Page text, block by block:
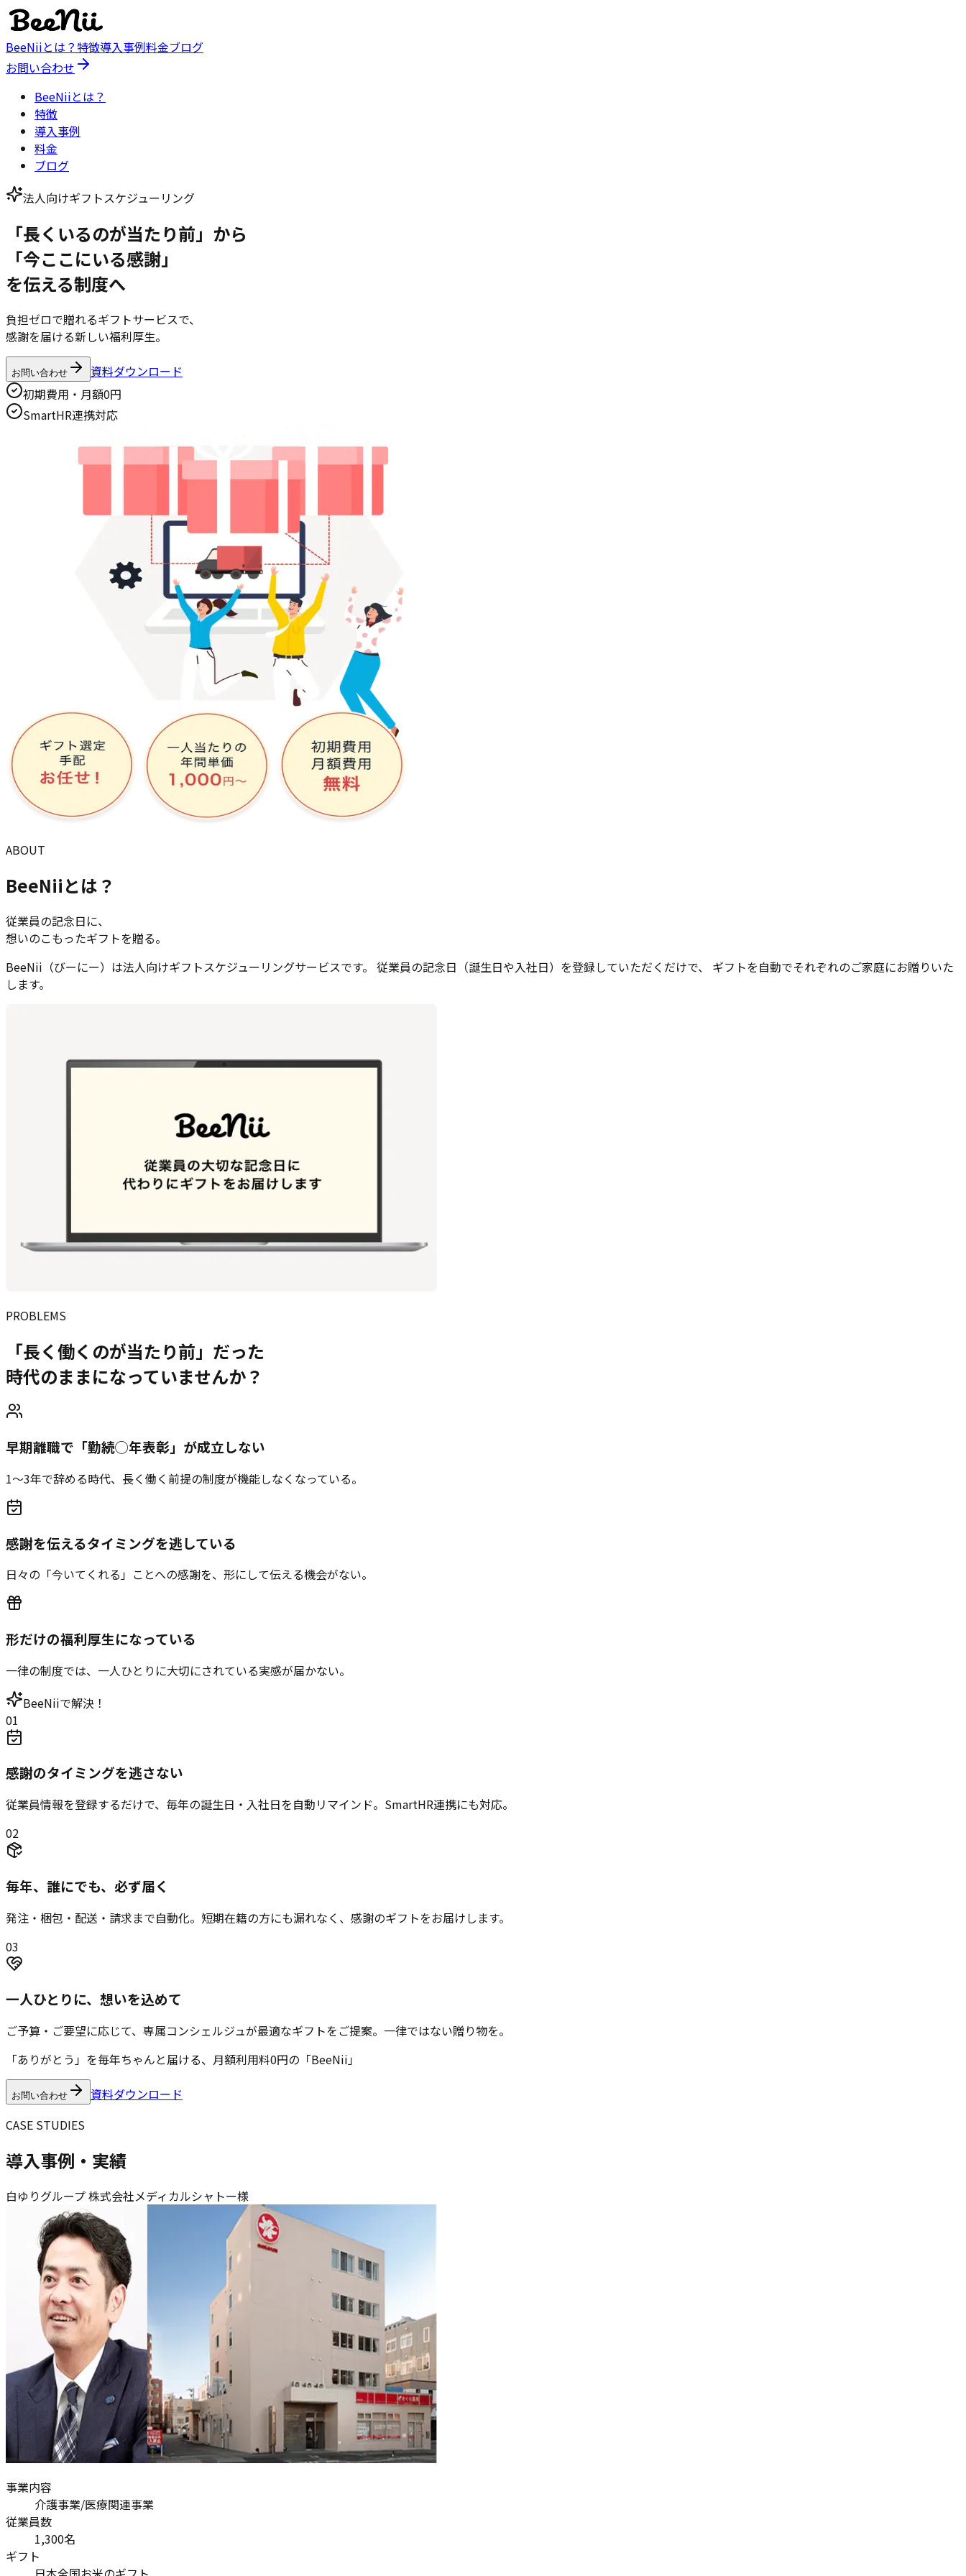
BeeNiiとは？ 特徴導入事例料金ブログ
お問い合わせ
BeeNiiとは？
特徴
導入事例
料金
ブログ
法人向けギフトスケジューリング
「長くいるのが当たり前」から
「今ここにいる感謝」
を伝える制度へ
負担ゼロで贈れるギフトサービスで、
感謝を届ける新しい福利厚生。
お問い合わせ
資料ダウンロード
初期費用・月額0円
SmartHR連携対応
ABOUT
BeeNiiとは？
従業員の記念日に、
想いのこもったギフトを贈る。
BeeNii（びーにー）は法人向けギフトスケジューリングサービスです。 従業員の記念日（誕生日や入社日）を登録していただくだけで、 ギフトを自動でそれぞれのご家庭にお贈りいた
します。
PROBLEMS
「長く働くのが当たり前」だった
時代のままになっていませんか？
早期離職で「勤続◯年表彰」が成立しない
1〜3年で辞める時代、長く働く前提の制度が機能しなくなっている。
感謝を伝えるタイミングを逃している
日々の「今いてくれる」ことへの感謝を、形にして伝える機会がない。
形だけの福利厚生になっている
一律の制度では、一人ひとりに大切にされている実感が届かない。
BeeNiiで解決！
01
感謝のタイミングを逃さない
従業員情報を登録するだけで、毎年の誕生日・入社日を自動リマインド。SmartHR連携にも対応。
02
毎年、誰にでも、必ず届く
発注・梱包・配送・請求まで自動化。短期在籍の方にも漏れなく、感謝のギフトをお届けします。
03
一人ひとりに、想いを込めて
ご予算・ご要望に応じて、専属コンシェルジュが最適なギフトをご提案。一律ではない贈り物を。
「ありがとう」を毎年ちゃんと届ける、月額利用料0円の「BeeNii」
お問い合わせ
資料ダウンロード
CASE STUDIES
導入事例・実績
白ゆりグループ 株式会社メディカルシャトー様
事業内容
介護事業/医療関連事業
従業員数
1,300名
ギフト